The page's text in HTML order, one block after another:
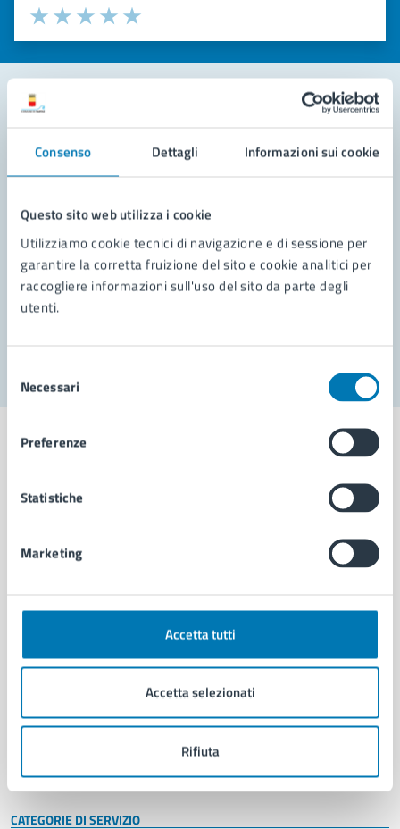
Consenso Dettagli Informazioni sui cookie
Questo sito web utilizza i cookie
Utilizziamo cookie tecnici di navigazione e di sessione per
garantire la corretta fruizione del sito e cookie analitici per
raccogliere informazioni sull'uso del sito da parte degli
utenti.
delNecessari
Preferenze
Statistiche
Marketing
Accetta tutti
Accetta selezionati
Rifiuta
Valuta la chiarezza delle informazioni (da 1 a 5 stelle)
Seleziona il numero di stelle per valutare la chiarezza delle
Valuta 5 stelle su 5
Valuta 4 stelle su 5
Valuta 3 stelle su 5
Valuta 2 stelle su 5
Valuta 1 stelle su 5
Leggi le domande frequenti
Richiedi assistenza
Prenota appuntamento
Problemi in città
Comune di Napoli
AMMINISTRAZIONE
Organi di governo
Enti e fondazioni
Personale amministrativo
Intranet, posta aziendale e protocollo
CATEGORIE DI SERVIZIO